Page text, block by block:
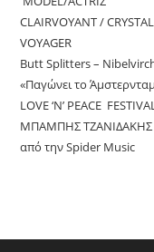
CLAIRVOYANT /
VOYAGER
Butt Splitters –
«Παγώνει το
LOVE ‘N’ PEACE
ΜΠΑΜΠΗΣ ΤΖΑΝΙΔΑΚΗΣ
από την Spider Music